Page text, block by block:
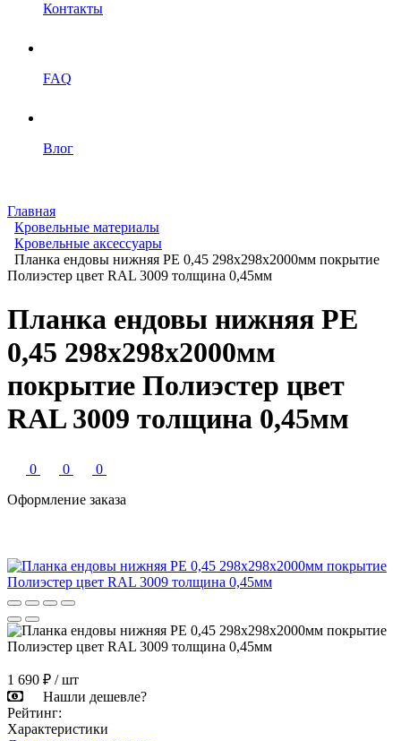
Контакты
FAQ
Влог
Главная
Кровельные материалы
Кровельные аксессуары
Планка ендовы нижняя PE 0,45 298x298x2000мм покрытие
Полиэстер цвет RAL 3009 толщина 0,45мм
Планка ендовы нижняя PE
0,45 298x298x2000мм
покрытие Полиэстер цвет
RAL 3009 толщина 0,45мм
0 0
0
Оформление заказа
1 690 ₽ / шт
Нашли дешевле?
Рейтинг:
Характеристики